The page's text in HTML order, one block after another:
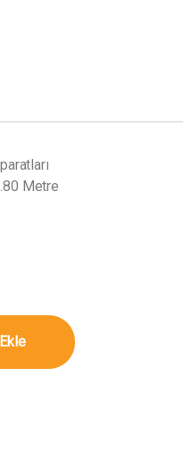
Metre
Metre miktar